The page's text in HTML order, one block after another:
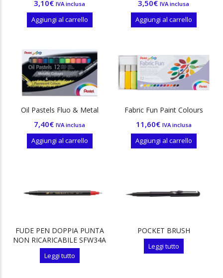
3,10€ IVA inclusa
Aggiungi al carrello
3,50€ IVA inclusa
Aggiungi al carrello
Oil Pastels Fluo & Metal
7,40€ IVA inclusa
Aggiungi al carrello
Fabric Fun Paint Colours
11,60€ IVA inclusa
Aggiungi al carrello
FUDE PEN DOPPIA PUNTA
NON RICARICABILE SFW34A
Leggi tutto
POCKET BRUSH
Leggi tutto